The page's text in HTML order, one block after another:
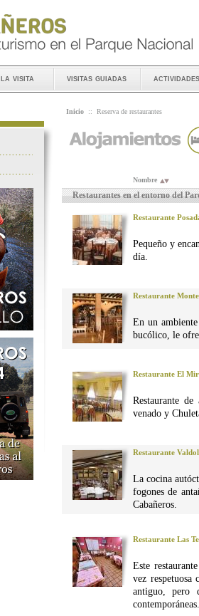
la visita visitas guiadas actividades
Inicio :: Reserva de restaurantes
Nombre
Restaurantes en el entorno del
Restaurante
Pequeño y
día.
Restaurante
En un
bucólico, le
Restaurante El
Restaurante
venado y
Restaurante
La cocina
fogones de
Cabañeros.
Restaurante Las
Este
vez
antiguo, pero
contemporáneas.